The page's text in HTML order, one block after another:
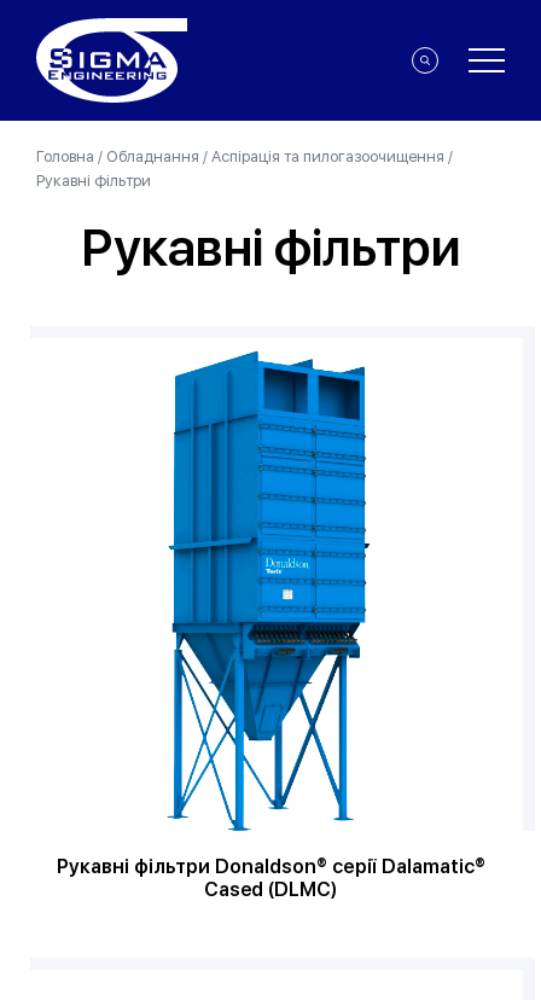
Головна / Обладнання / Аспірація та пилогазоочищення /
Рукавні фільтри
Рукавні фільтри
Рукавні фільтри Donaldson® серії Dalamatic®
Cased (DLMC)